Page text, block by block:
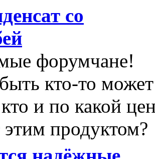
со
форумчане!
кто-то может
кто и по какой
этим продуктом?